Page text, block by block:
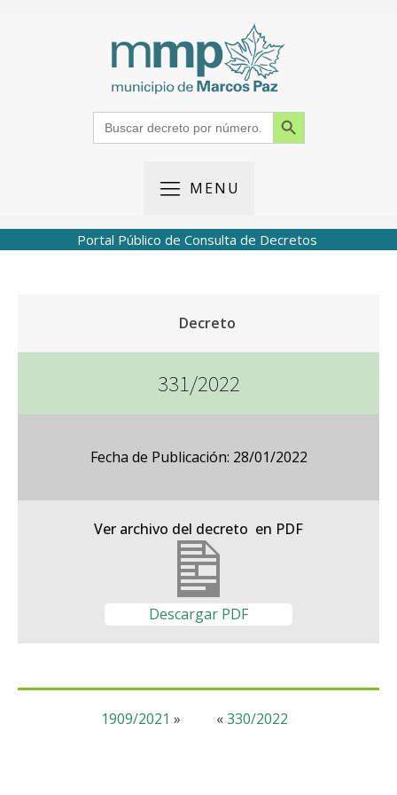
Search
for:
Search Button
MENU
Portal Público de Consulta de Decretos
Decreto
331/2022
Fecha de Publicación: 28/01/2022
Ver archivo del decreto en PDF
Descargar PDF
«330/2022
1909/2021 »